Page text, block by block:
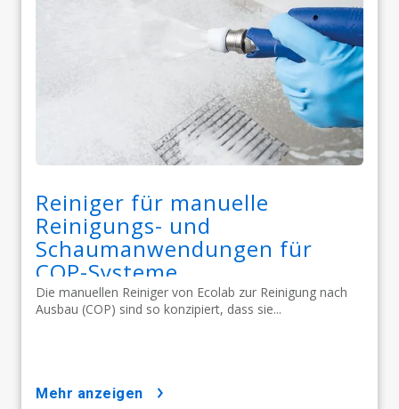
Reiniger für manuelle
Reinigungs- und
Schaumanwendungen für
COP-Systeme
Die manuellen Reiniger von Ecolab zur Reinigung nach
Ausbau (COP) sind so konzipiert, dass sie...
mehr anzeigen